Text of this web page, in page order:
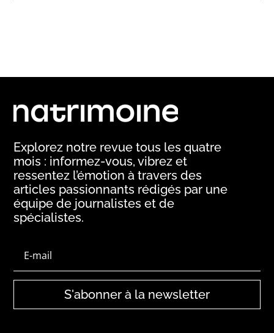
Explorez notre revue tous les quatre
mois : informez-vous, vibrez et
ressentez l’émotion à travers des
articles passionnants rédigés par une
équipe de journalistes et de
spécialistes.
S'abonner à la newsletter